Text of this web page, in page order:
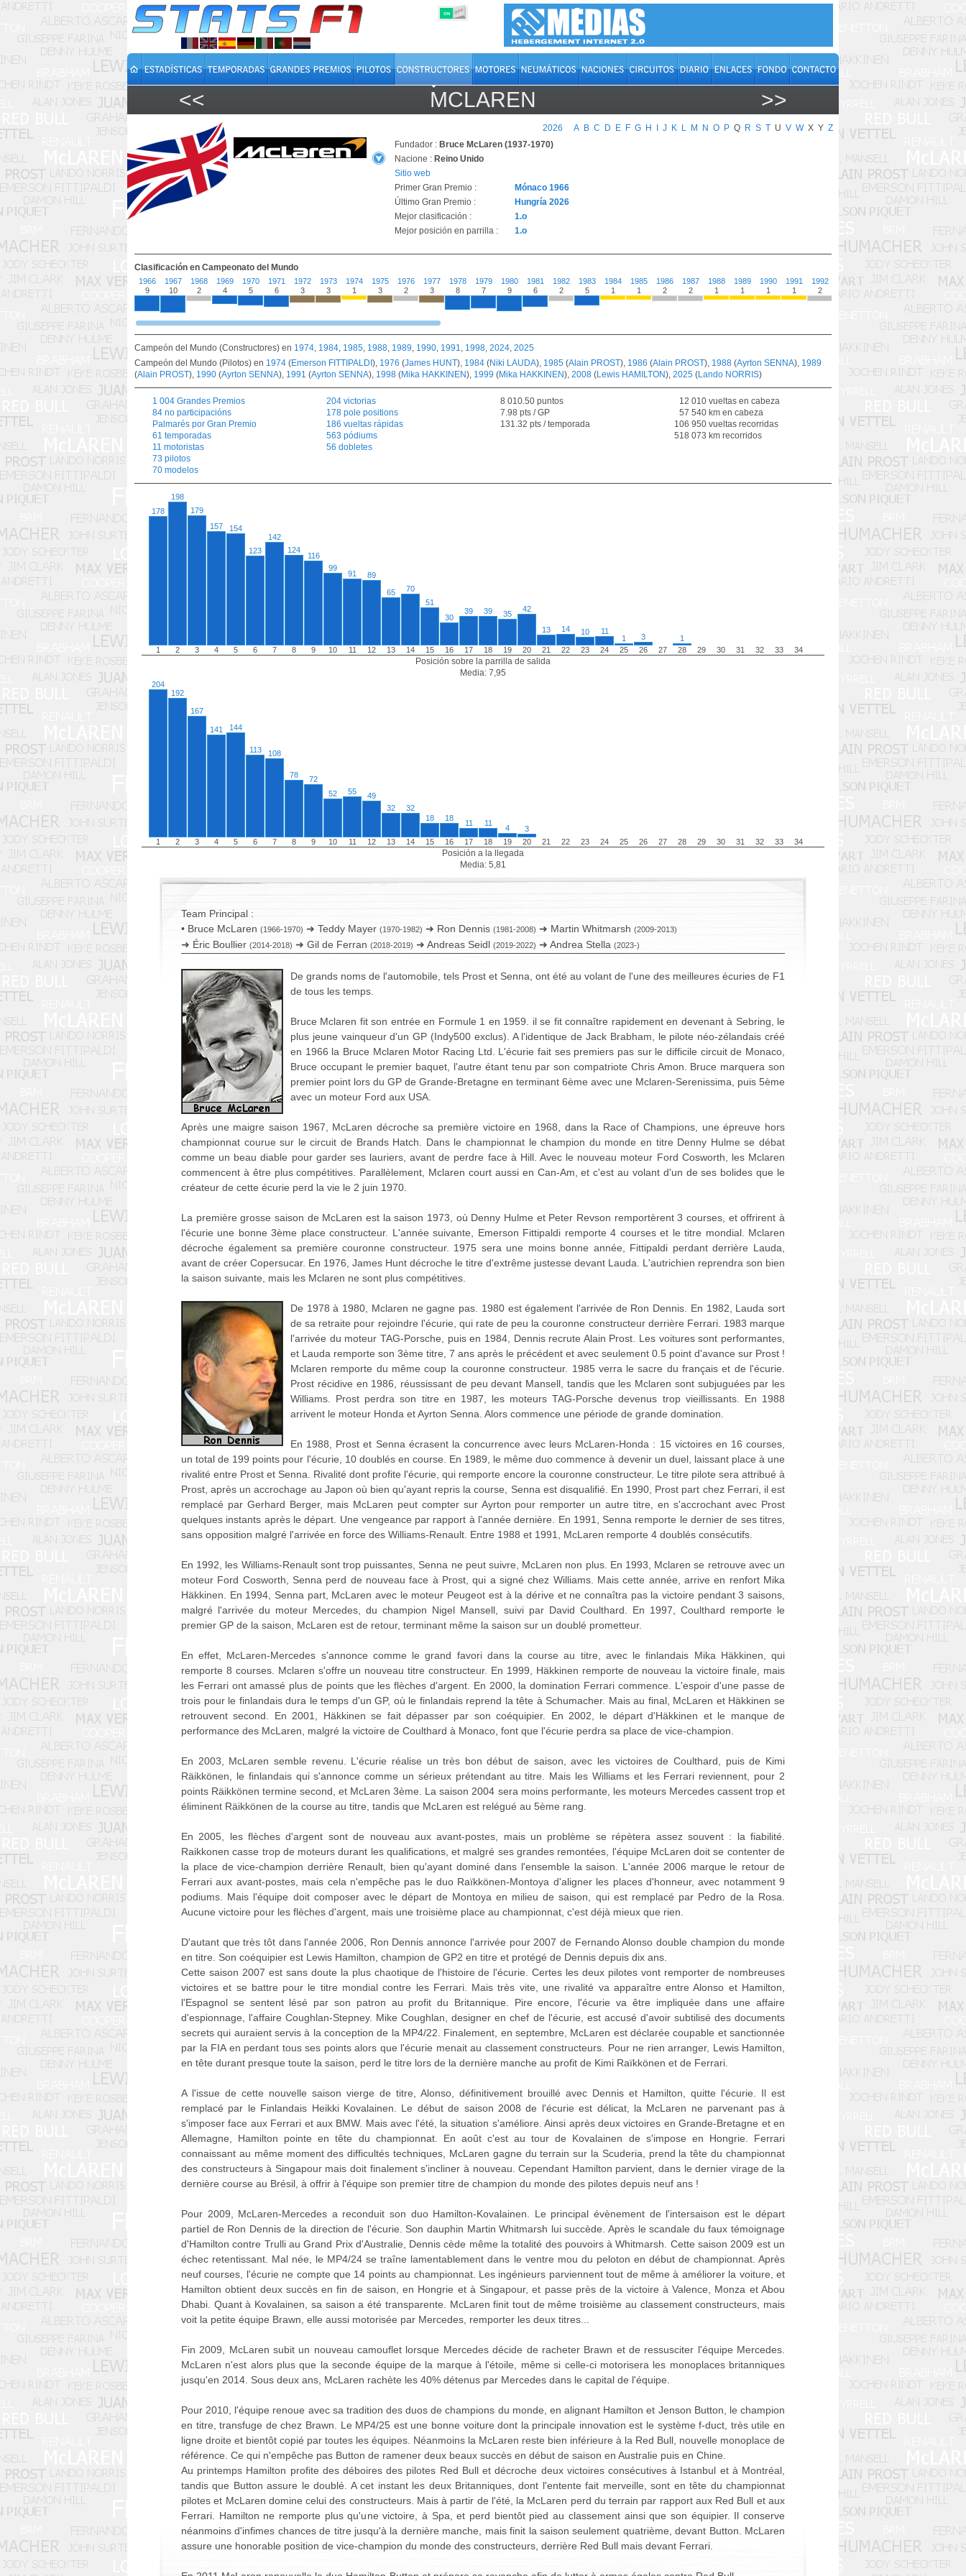
ON OFF
<< MCLAREN >>
2026 A B C D E F G H J K L M N O P Q R S T U V W X Y Z
Fundador : Bruce McLaren (1937-1970)
Nacione : Reino Unido
Sitio web
Primer Gran Premio :
Mónaco 1966
Último Gran Premio :
Hungría 2026
Mejor clasificación :
1.o
Mejor posición en parrilla :
1.o
Clasificación en Campeonato del Mundo
1966
9
1967
10
1968
2
1969
4
1970
5
1971
6
1972
3
1973
3
1974
1
1975
3
1976
2
1977
3
1978
8
1979
7
1980
9
1981
6
1982
2
1983
5
1984
1
1985
1
1986
2
1987
2
1988
1
1989
1
1990
1
1991
1
1992
2
1993
2
1994
4
1995
4
1996
1997
Campeón del Mundo (Constructores) en 1974, 1984, 1985, 1988, 1989, 1990, 1991, 1998, 2024, 2025
Campeón del Mundo (Pilotos) en 1974 (Emerson FITTIPALDI ), 1976 (James HUNT), 1984 (Niki LAUDA), 1985 (Alain PROST), 1986 (Alain PROST), 1988 (Ayrton SENNA), 1989
(Alain PROST), 1990 (Ayrton SENNA), 1991 (Ayrton SENNA), 1998 (Mika HAKKINEN), 1999 (Mika HAKKINEN), 2008 (Lewis HAMILTON), 2025 (Lando NORRIS)
1 004 Grandes Premios
84 no participacións
Palmarés por Gran Premio
61 temporadas
11 motoristas
73 pilotos
70 modelos
204 victorias
178 pole positions
186 vueltas rápidas
563 pódiums
56 dobletes
8 010.50 puntos
7.98 pts / GP
131.32 pts / temporada
12 010 vueltas en cabeza
57 540 km en cabeza
106 950 vueltas recorridas
518 073 km recorridos
178
1
198
2
179
3
157
4
154
5
123
6
142
7
124
8
116
9
99
10
91
11
89
12
65
13
70
14
51
15
30
16
39
17
39
18
35
19
42
20
13
21
14
22
10
23
11
24
1
25
3
26
27
1
28
29 30 31 32 33 34
Posición sobre la parrilla de salida
Media: 7,95
204
1
192
2
167
3
141
4
144
5
113
6
108
7
78
8
72
9
52
10
55
11
49
12
32
13
32
14
18
15
18
16
11
17
11
18
4
19
3
20
21 22 23 24 25 26 27 28 29 30 31 32 33 34
Posición a la llegada
Media: 5,81
Team Principal :
• Bruce McLaren (1966-1970) ➜ Teddy Mayer (1970-1982) ➜ Ron Dennis (1981-2008) ➜ Martin Whitmarsh (2009-2013)
➜ Éric Boullier (2014-2018) ➜ Gil de Ferran (2018-2019) ➜ Andreas Seidl (2019-2022) ➜ Andrea Stella (2023-)
De grands noms de l'automobile, tels Prost et Senna, ont été au volant de l'une des meilleures écuries de F1
de tous les temps.
Bruce Mclaren fit son entrée en Formule 1 en 1959. il se fit connaître rapidement en devenant à Sebring, le
plus jeune vainqueur d'un GP (Indy500 exclus). A l'identique de Jack Brabham, le pilote néo-zélandais créé
en 1966 la Bruce Mclaren Motor Racing Ltd. L'écurie fait ses premiers pas sur le difficile circuit de Monaco,
Bruce occupant le premier baquet, l'autre étant tenu par son compatriote Chris Amon. Bruce marquera son
premier point lors du GP de Grande-Bretagne en terminant 6ème avec une Mclaren-Serenissima, puis 5ème
avec un moteur Ford aux USA.
Après une maigre saison 1967, McLaren décroche sa première victoire en 1968, dans la Race of Champions, une épreuve hors
championnat courue sur le circuit de Brands Hatch. Dans le championnat le champion du monde en titre Denny Hulme se débat
comme un beau diable pour garder ses lauriers, avant de perdre face à Hill. Avec le nouveau moteur Ford Cosworth, les Mclaren
commencent à être plus compétitives. Parallèlement, Mclaren court aussi en Can-Am, et c'est au volant d'un de ses bolides que le
créateur de cette écurie perd la vie le 2 juin 1970.
La première grosse saison de McLaren est la saison 1973, où Denny Hulme et Peter Revson remportèrent 3 courses, et offrirent à
l'écurie une bonne 3ème place constructeur. L'année suivante, Emerson Fittipaldi remporte 4 courses et le titre mondial. Mclaren
décroche également sa première couronne constructeur. 1975 sera une moins bonne année, Fittipaldi perdant derrière Lauda,
avant de créer Copersucar. En 1976, James Hunt décroche le titre d'extrême justesse devant Lauda. L'autrichien reprendra son bien
la saison suivante, mais les Mclaren ne sont plus compétitives.
De 1978 à 1980, Mclaren ne gagne pas. 1980 est également l'arrivée de Ron Dennis. En 1982, Lauda sort
de sa retraite pour rejoindre l'écurie, qui rate de peu la couronne constructeur derrière Ferrari. 1983 marque
l'arrivée du moteur TAG-Porsche, puis en 1984, Dennis recrute Alain Prost. Les voitures sont performantes,
et Lauda remporte son 3ème titre, 7 ans après le précédent et avec seulement 0.5 point d'avance sur Prost !
Mclaren remporte du même coup la couronne constructeur. 1985 verra le sacre du français et de l'écurie.
Prost récidive en 1986, réussissant de peu devant Mansell, tandis que les Mclaren sont subjuguées par les
Williams. Prost perdra son titre en 1987, les moteurs TAG-Porsche devenus trop vieillissants. En 1988
arrivent le moteur Honda et Ayrton Senna. Alors commence une période de grande domination.
En 1988, Prost et Senna écrasent la concurrence avec leurs McLaren-Honda : 15 victoires en 16 courses,
un total de 199 points pour l'écurie, 10 doublés en course. En 1989, le même duo commence à devenir un duel, laissant place à une
rivalité entre Prost et Senna. Rivalité dont profite l'écurie, qui remporte encore la couronne constructeur. Le titre pilote sera attribué à
Prost, après un accrochage au Japon où bien qu'ayant repris la course, Senna est disqualifié. En 1990, Prost part chez Ferrari, il est
remplacé par Gerhard Berger, mais McLaren peut compter sur Ayrton pour remporter un autre titre, en s'accrochant avec Prost
quelques instants après le départ. Une vengeance par rapport à l'année dernière. En 1991, Senna remporte le dernier de ses titres,
sans opposition malgré l'arrivée en force des Williams-Renault. Entre 1988 et 1991, McLaren remporte 4 doublés consécutifs.
En 1992, les Williams-Renault sont trop puissantes, Senna ne peut suivre, McLaren non plus. En 1993, Mclaren se retrouve avec un
moteur Ford Cosworth, Senna perd de nouveau face à Prost, qui a signé chez Williams. Mais cette année, arrive en renfort Mika
Häkkinen. En 1994, Senna part, McLaren avec le moteur Peugeot est à la dérive et ne connaîtra pas la victoire pendant 3 saisons,
malgré l'arrivée du moteur Mercedes, du champion Nigel Mansell, suivi par David Coulthard. En 1997, Coulthard remporte le
premier GP de la saison, McLaren est de retour, terminant même la saison sur un doublé prometteur.
En effet, McLaren-Mercedes s'annonce comme le grand favori dans la course au titre, avec le finlandais Mika Häkkinen, qui
remporte 8 courses. Mclaren s'offre un nouveau titre constructeur. En 1999, Häkkinen remporte de nouveau la victoire finale, mais
les Ferrari ont amassé plus de points que les flèches d'argent. En 2000, la domination Ferrari commence. L'espoir d'une passe de
trois pour le finlandais dura le temps d'un GP, où le finlandais reprend la tête à Schumacher. Mais au final, McLaren et Häkkinen se
retrouvent second. En 2001, Häkkinen se fait dépasser par son coéquipier. En 2002, le départ d'Häkkinen et le manque de
performance des McLaren, malgré la victoire de Coulthard à Monaco, font que l'écurie perdra sa place de vice-champion.
En 2003, McLaren semble revenu. L'écurie réalise un très bon début de saison, avec les victoires de Coulthard, puis de Kimi
Räikkönen, le finlandais qui s'annonce comme un sérieux prétendant au titre. Mais les Williams et les Ferrari reviennent, pour 2
points Räikkönen termine second, et McLaren 3ème. La saison 2004 sera moins performante, les moteurs Mercedes cassent trop et
éliminent Räikkönen de la course au titre, tandis que McLaren est relégué au 5ème rang.
En 2005, les flèches d'argent sont de nouveau aux avant-postes, mais un problème se répètera assez souvent : la fiabilité.
Raikkonen casse trop de moteurs durant les qualifications, et malgré ses grandes remontées, l'équipe McLaren doit se contenter de
la place de vice-champion derrière Renault, bien qu'ayant dominé dans l'ensemble la saison. L'année 2006 marque le retour de
Ferrari aux avant-postes, mais cela n'empêche pas le duo Raïkkönen-Montoya d'aligner les places d'honneur, avec notamment 9
podiums. Mais l'équipe doit composer avec le départ de Montoya en milieu de saison, qui est remplacé par Pedro de la Rosa.
Aucune victoire pour les flèches d'argent, mais une troisième place au championnat, c'est déjà mieux que rien.
D'autant que très tôt dans l'année 2006, Ron Dennis annonce l'arrivée pour 2007 de Fernando Alonso double champion du monde
en titre. Son coéquipier est Lewis Hamilton, champion de GP2 en titre et protégé de Dennis depuis dix ans.
Cette saison 2007 est sans doute la plus chaotique de l'histoire de l'écurie. Certes les deux pilotes vont remporter de nombreuses
victoires et se battre pour le titre mondial contre les Ferrari. Mais très vite, une rivalité va apparaître entre Alonso et Hamilton,
l'Espagnol se sentent lésé par son patron au profit du Britannique. Pire encore, l'écurie va être impliquée dans une affaire
d'espionnage, l'affaire Coughlan-Stepney. Mike Coughlan, designer en chef de l'écurie, est accusé d'avoir subtilisé des documents
secrets qui auraient servis à la conception de la MP4/22. Finalement, en septembre, McLaren est déclarée coupable et sanctionnée
par la FIA en perdant tous ses points alors que l'écurie menait au classement constructeurs. Pour ne rien arranger, Lewis Hamilton,
en tête durant presque toute la saison, perd le titre lors de la dernière manche au profit de Kimi Raïkkönen et de Ferrari.
A l'issue de cette nouvelle saison vierge de titre, Alonso, définitivement brouillé avec Dennis et Hamilton, quitte l'écurie. Il est
remplacé par le Finlandais Heikki Kovalainen. Le début de saison 2008 de l'écurie est délicat, la McLaren ne parvenant pas à
s'imposer face aux Ferrari et aux BMW. Mais avec l'été, la situation s'améliore. Ainsi après deux victoires en Grande-Bretagne et en
Allemagne, Hamilton pointe en tête du championnat. En août c'est au tour de Kovalainen de s'impose en Hongrie. Ferrari
connaissant au même moment des difficultés techniques, McLaren gagne du terrain sur la Scuderia, prend la tête du championnat
des constructeurs à Singapour mais doit finalement s'incliner à nouveau. Cependant Hamilton parvient, dans le dernier virage de la
dernière course au Brésil, à offrir à l'équipe son premier titre de champion du monde des pilotes depuis neuf ans !
Pour 2009, McLaren-Mercedes a reconduit son duo Hamilton-Kovalainen. Le principal évènement de l'intersaison est le départ
partiel de Ron Dennis de la direction de l'écurie. Son dauphin Martin Whitmarsh lui succède. Après le scandale du faux témoignage
d'Hamilton contre Trulli au Grand Prix d'Australie, Dennis cède même la totalité des pouvoirs à Whitmarsh. Cette saison 2009 est un
échec retentissant. Mal née, le MP4/24 se traîne lamentablement dans le ventre mou du peloton en début de championnat. Après
neuf courses, l'écurie ne compte que 14 points au championnat. Les ingénieurs parviennent tout de même à améliorer la voiture, et
Hamilton obtient deux succès en fin de saison, en Hongrie et à Singapour, et passe près de la victoire à Valence, Monza et Abou
Dhabi. Quant à Kovalainen, sa saison a été transparente. McLaren finit tout de même troisième au classement constructeurs, mais
voit la petite équipe Brawn, elle aussi motorisée par Mercedes, remporter les deux titres...
Fin 2009, McLaren subit un nouveau camouflet lorsque Mercedes décide de racheter Brawn et de ressusciter l'équipe Mercedes.
McLaren n'est alors plus que la seconde équipe de la marque à l'étoile, même si celle-ci motorisera les monoplaces britanniques
jusqu'en 2014. Sous deux ans, McLaren rachète les 40% détenus par Mercedes dans le capital de l'équipe.
Pour 2010, l'équipe renoue avec sa tradition des duos de champions du monde, en alignant Hamilton et Jenson Button, le champion
en titre, transfuge de chez Brawn. Le MP4/25 est une bonne voiture dont la principale innovation est le système f-duct, très utile en
ligne droite et bientôt copié par toutes les équipes. Néanmoins la McLaren reste bien inférieure à la Red Bull, nouvelle monoplace de
référence. Ce qui n'empêche pas Button de ramener deux beaux succès en début de saison en Australie puis en Chine.
Au printemps Hamilton profite des déboires des pilotes Red Bull et décroche deux victoires consécutives à Istanbul et à Montréal,
tandis que Button assure le doublé. A cet instant les deux Britanniques, dont l'entente fait merveille, sont en tête du championnat
pilotes et McLaren domine celui des constructeurs. Mais à partir de l'été, la McLaren perd du terrain par rapport aux Red Bull et aux
Ferrari. Hamilton ne remporte plus qu'une victoire, à Spa, et perd bientôt pied au classement ainsi que son équipier. Il conserve
néanmoins d'infimes chances de titre jusqu'à la dernière manche, mais finit la saison seulement quatrième, devant Button. McLaren
assure une honorable position de vice-champion du monde des constructeurs, derrière Red Bull mais devant Ferrari.